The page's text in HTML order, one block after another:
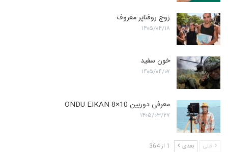
زوج روفتاپر معروف
۱۴۰۵/۰۴/۱۸
خون سفید
۱۴۰۵/۰۴/۰۷
معرفی دوربین ONDU EIKAN 8×10
۱۴۰۵/۰۳/۲۷
قبلی بعدی 1 از 364